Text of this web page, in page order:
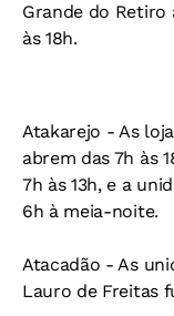
Grande do Retiro
às 18h.
Atakarejo - As
abrem das 7h às
7h às 13h, e a
6h à meia-noite.
Atacadão - As
Lauro de Freitas